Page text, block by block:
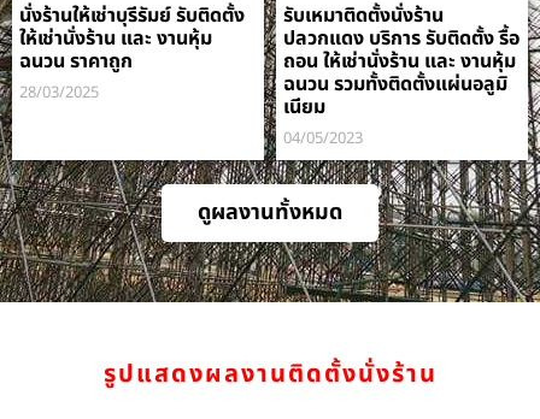
นั่งร้านให้เช่าบุรีรัมย์ รับติดตั้ง
ให้เช่านั่งร้าน และ งานหุ้ม
ฉนวน ราคาถูก
28/03/2025
รับเหมาติดตั้งนั่งร้าน
ปลวกแดง บริการ รับติดตั้ง รื้อ
ถอน ให้เช่านั่งร้าน และ งานหุ้ม
ฉนวน รวมทั้งติดตั้งแผ่นอลูมิ
เนียม
04/05/2023
ดูผลงานทั้งหมด
รูปแสดงผลงานติดตั้งนั่งร้าน